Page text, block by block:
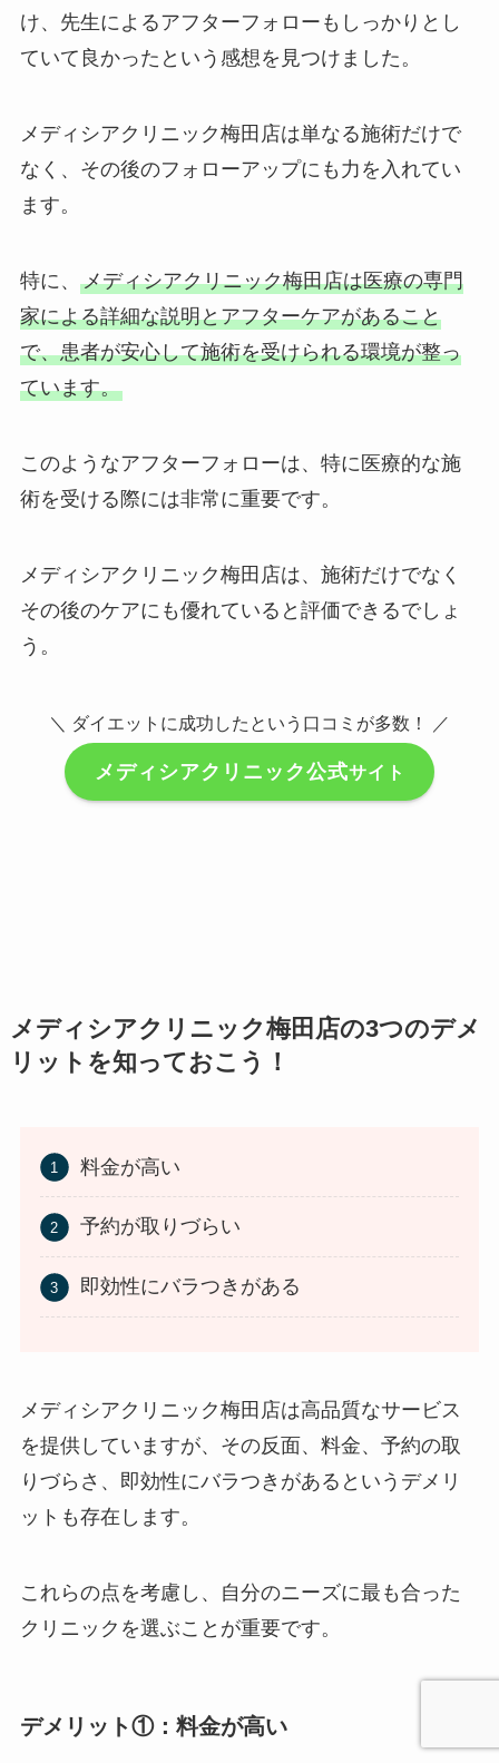
け、先生によるアフターフォローもしっかりとし
ていて良かったという感想を見つけました。
メディシアクリニック梅田店は単なる施術だけで
なく、その後のフォローアップにも力を入れてい
ます。
特に、 メディシアクリニック梅田店は医療の専門
家による詳細な説明とアフターケアがあること
で、患者が安心して施術を受けられる環境が整っ
ています。
このようなアフターフォローは、特に医療的な施
術を受ける際には非常に重要です。
メディシアクリニック梅田店は、施術だけでなく
その後のケアにも優れていると評価できるでしょ
う。
＼ ダイエットに成功したという口コミが多数！ ／
メディシアクリニック公式サイト
メディシアクリニック梅田店の3つのデメ
リットを知っておこう！
料金が高い
予約が取りづらい
即効性にバラつきがある
メディシアクリニック梅田店は高品質なサービス
を提供していますが、その反面、料金、予約の取
りづらさ、即効性にバラつきがあるというデメリ
ットも存在します。
これらの点を考慮し、自分のニーズに最も合った
クリニックを選ぶことが重要です。
デメリット①：料金が高い